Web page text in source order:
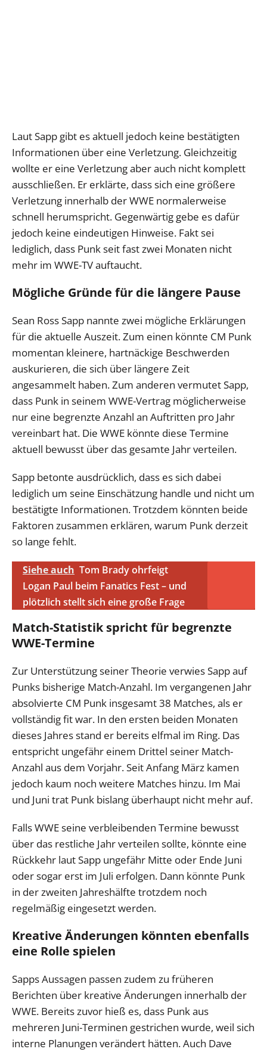
Laut Sapp gibt es aktuell jedoch keine bestätigten
Informationen über eine Verletzung. Gleichzeitig
wollte er eine Verletzung aber auch nicht komplett
ausschließen. Er erklärte, dass sich eine größere
Verletzung innerhalb der WWE normalerweise
schnell herumspricht. Gegenwärtig gebe es dafür
jedoch keine eindeutigen Hinweise. Fakt sei
lediglich, dass Punk seit fast zwei Monaten nicht
mehr im WWE-TV auftaucht.
Mögliche Gründe für die längere Pause
Sean Ross Sapp nannte zwei mögliche Erklärungen
für die aktuelle Auszeit. Zum einen könnte CM Punk
momentan kleinere, hartnäckige Beschwerden
auskurieren, die sich über längere Zeit
angesammelt haben. Zum anderen vermutet Sapp,
dass Punk in seinem WWE-Vertrag möglicherweise
nur eine begrenzte Anzahl an Auftritten pro Jahr
vereinbart hat. Die WWE könnte diese Termine
aktuell bewusst über das gesamte Jahr verteilen.
Sapp betonte ausdrücklich, dass es sich dabei
lediglich um seine Einschätzung handle und nicht um
bestätigte Informationen. Trotzdem könnten beide
Faktoren zusammen erklären, warum Punk derzeit
so lange fehlt.
Siehe auch Tom Brady ohrfeigt
Logan Paul beim Fanatics Fest – und
plötzlich stellt sich eine große Frage
Match-Statistik spricht für begrenzte
WWE-Termine
Zur Unterstützung seiner Theorie verwies Sapp auf
Punks bisherige Match-Anzahl. Im vergangenen Jahr
absolvierte CM Punk insgesamt 38 Matches, als er
vollständig fit war. In den ersten beiden Monaten
dieses Jahres stand er bereits elfmal im Ring. Das
entspricht ungefähr einem Drittel seiner Match-
Anzahl aus dem Vorjahr. Seit Anfang März kamen
jedoch kaum noch weitere Matches hinzu. Im Mai
und Juni trat Punk bislang überhaupt nicht mehr auf.
Falls WWE seine verbleibenden Termine bewusst
über das restliche Jahr verteilen sollte, könnte eine
Rückkehr laut Sapp ungefähr Mitte oder Ende Juni
oder sogar erst im Juli erfolgen. Dann könnte Punk
in der zweiten Jahreshälfte trotzdem noch
regelmäßig eingesetzt werden.
Kreative Änderungen könnten ebenfalls
eine Rolle spielen
Sapps Aussagen passen zudem zu früheren
Berichten über kreative Änderungen innerhalb der
WWE. Bereits zuvor hieß es, dass Punk aus
mehreren Juni-Terminen gestrichen wurde, weil sich
interne Planungen verändert hätten. Auch Dave